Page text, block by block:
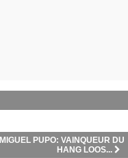
MIGUEL PUPO: VAINQUEUR DU
HANG LOOS...